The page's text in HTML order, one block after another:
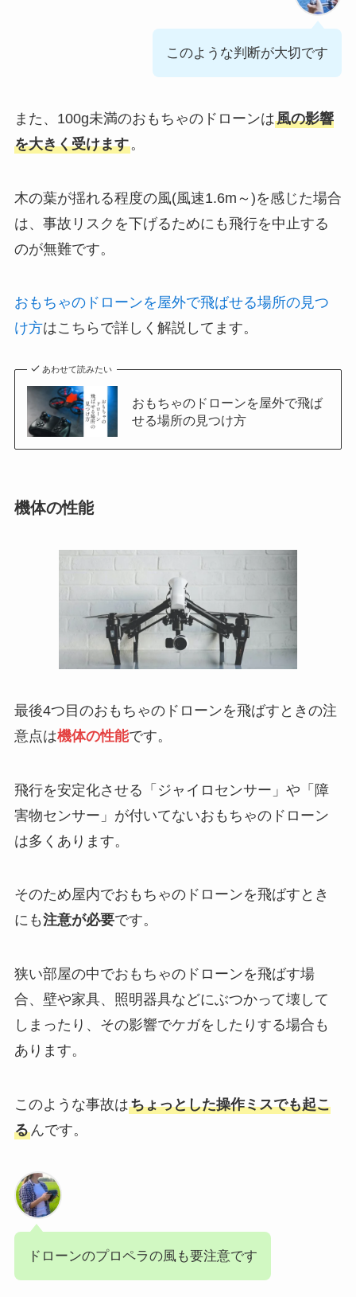
このような判断が大切です
また、100g未満のおもちゃのドローンは風の影響
を大きく受けます。
木の葉が揺れる程度の風(風速1.6m～)を感じた場合
は、事故リスクを下げるためにも飛行を中止する
のが無難です。
おもちゃのドローンを屋外で飛ばせる場所の見つ
け方はこちらで詳しく解説してます。
あわせて読みたい
おもちゃのドローンを屋外で飛ば
せる場所の見つけ方
機体の性能
最後4つ目のおもちゃのドローンを飛ばすときの注
意点は機体の性能です。
飛行を安定化させる「ジャイロセンサー」や「障
害物センサー」が付いてないおもちゃのドローン
は多くあります。
そのため屋内でおもちゃのドローンを飛ばすとき
にも注意が必要です。
狭い部屋の中でおもちゃのドローンを飛ばす場
合、壁や家具、照明器具などにぶつかって壊して
しまったり、その影響でケガをしたりする場合も
あります。
このような事故はちょっとした操作ミスでも起こ
るんです。
ドローンのプロペラの風も要注意です